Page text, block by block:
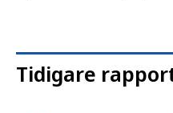
Tidigare